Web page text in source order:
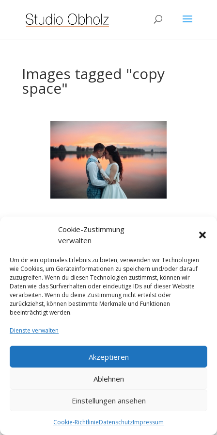
Cookie-Zustimmung
verwalten
Um dir ein optimales Erlebnis zu bieten, verwenden wir Technologien
wie Cookies, um Geräteinformationen zu speichern und/oder darauf
zuzugreifen. Wenn du diesen Technologien zustimmst, können wir
Daten wie das Surfverhalten oder eindeutige IDs auf dieser Website
verarbeiten. Wenn du deine Zustimmung nicht erteilst oder
zurückziehst, können bestimmte Merkmale und Funktionen
beeinträchtigt werden.
Dienste verwalten
Akzeptieren
Ablehnen
Einstellungen ansehen
Cookie-RichtlinieDatenschutzImpressum
Images tagged "copy
space"
Impressum
Datenschutz
© Studio Obholz